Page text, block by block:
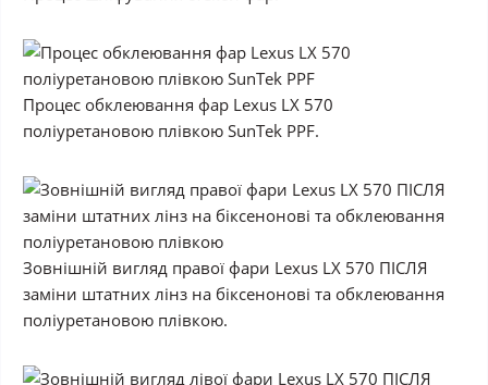
Процес обклеювання фар Lexus LX 570
поліуретановою плівкою SunTek PPF.
Зовнішній вигляд правої фари Lexus LX 570 ПІСЛЯ
заміни штатних лінз на біксенонові та обклеювання
поліуретановою плівкою.